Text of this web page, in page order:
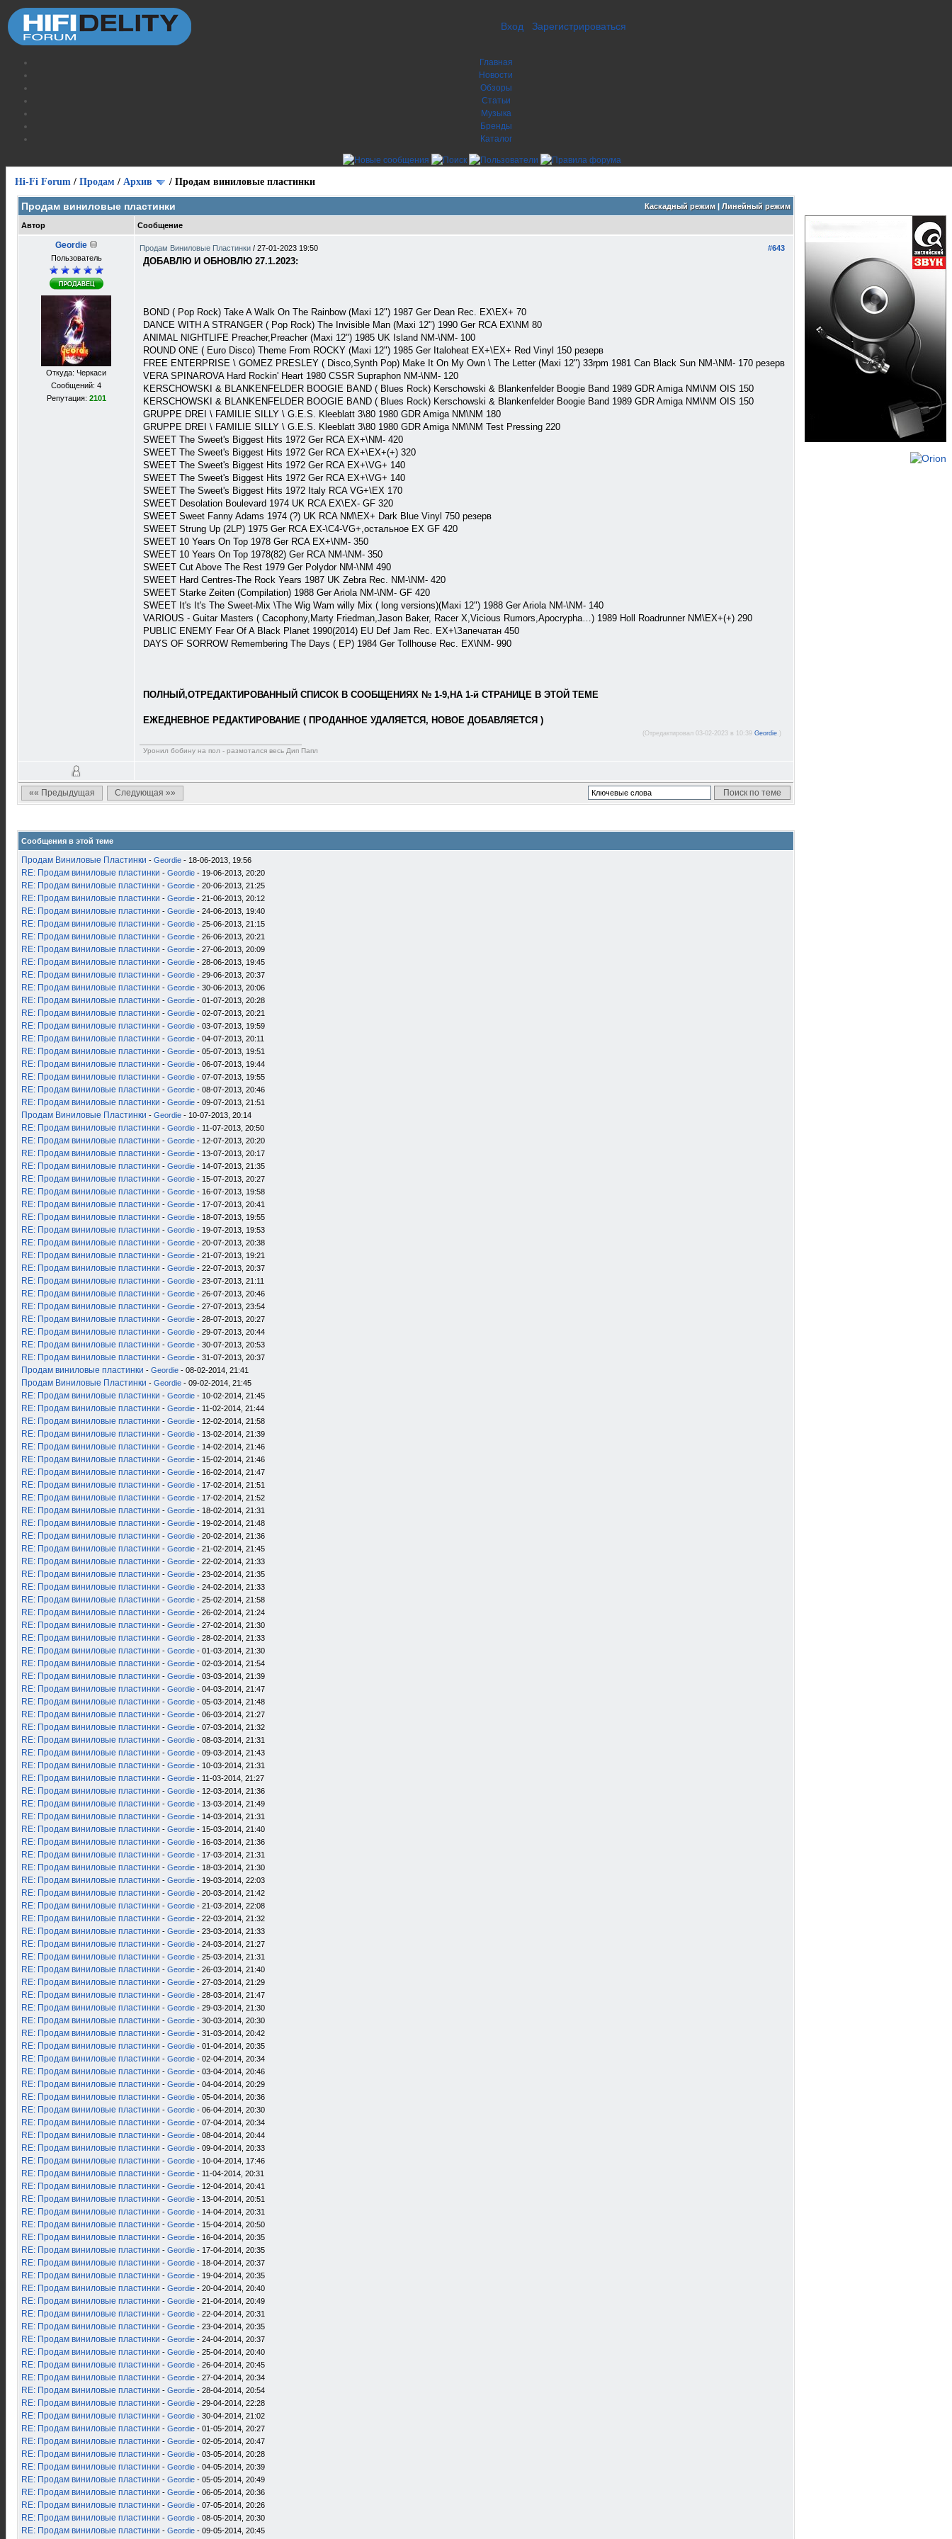
Вход Зарегистрироваться
Главная
Новости
Обзоры
Статьи
Музыка
Бренды
Каталог
Hi-Fi Forum / Продам / Архив / Продам виниловые пластинки
Каскадный режим| Линейный режим
Продам виниловые пластинки
Автор Сообщение
Geordie
Пользователь
Откуда: Черкаси
Сообщений: 4
Репутация: 2101
#643
Продам Виниловые Пластинки / 27-01-2023 19:50
ДОБАВЛЮ И ОБНОВЛЮ 27.1.2023:
BOND ( Pop Rock) Take A Walk On The Rainbow (Maxi 12") 1987 Ger Dean Rec. EX\EX+ 70
DANCE WITH A STRANGER ( Pop Rock) The Invisible Man (Maxi 12") 1990 Ger RCA EX\NM 80
ANIMAL NIGHTLIFE Preacher,Preacher (Maxi 12") 1985 UK Island NM-\NM- 100
ROUND ONE ( Euro Disco) Theme From ROCKY (Maxi 12") 1985 Ger Italoheat EX+\EX+ Red Vinyl 150 резерв
FREE ENTERPRISE \ GOMEZ PRESLEY ( Disco,Synth Pop) Make It On My Own \ The Letter (Maxi 12") 33rpm 1981 Can Black Sun NM-\NM- 170 резерв
VERA SPINAROVA Hard Rockin' Heart 1980 CSSR Supraphon NM-\NM- 120
KERSCHOWSKI & BLANKENFELDER BOOGIE BAND ( Blues Rock) Kerschowski & Blankenfelder Boogie Band 1989 GDR Amiga NM\NM OIS 150
KERSCHOWSKI & BLANKENFELDER BOOGIE BAND ( Blues Rock) Kerschowski & Blankenfelder Boogie Band 1989 GDR Amiga NM\NM OIS 150
GRUPPE DREI \ FAMILIE SILLY \ G.E.S. Kleeblatt 3\80 1980 GDR Amiga NM\NM 180
GRUPPE DREI \ FAMILIE SILLY \ G.E.S. Kleeblatt 3\80 1980 GDR Amiga NM\NM Test Pressing 220
SWEET The Sweet's Biggest Hits 1972 Ger RCA EX+\NM- 420
SWEET The Sweet's Biggest Hits 1972 Ger RCA EX+\EX+(+) 320
SWEET The Sweet's Biggest Hits 1972 Ger RCA EX+\VG+ 140
SWEET The Sweet's Biggest Hits 1972 Ger RCA EX+\VG+ 140
SWEET The Sweet's Biggest Hits 1972 Italy RCA VG+\EX 170
SWEET Desolation Boulevard 1974 UK RCA EX\EX- GF 320
SWEET Sweet Fanny Adams 1974 (?) UK RCA NM\EX+ Dark Blue Vinyl 750 резерв
SWEET Strung Up (2LP) 1975 Ger RCA EX-\C4-VG+,остальное EX GF 420
SWEET 10 Years On Top 1978 Ger RCA EX+\NM- 350
SWEET 10 Years On Top 1978(82) Ger RCA NM-\NM- 350
SWEET Cut Above The Rest 1979 Ger Polydor NM-\NM 490
SWEET Hard Centres-The Rock Years 1987 UK Zebra Rec. NM-\NM- 420
SWEET Starke Zeiten (Compilation) 1988 Ger Ariola NM-\NM- GF 420
SWEET It's It's The Sweet-Mix \The Wig Wam willy Mix ( long versions)(Maxi 12") 1988 Ger Ariola NM-\NM- 140
VARIOUS - Guitar Masters ( Cacophony,Marty Friedman,Jason Baker, Racer X,Vicious Rumors,Apocrypha…) 1989 Holl Roadrunner NM\EX+(+) 290
PUBLIC ENEMY Fear Of A Black Planet 1990(2014) EU Def Jam Rec. EX+\Запечатан 450
DAYS OF SORROW Remembering The Days ( EP) 1984 Ger Tollhouse Rec. EX\NM- 990
ПОЛНЫЙ,ОТРЕДАКТИРОВАННЫЙ СПИСОК В СООБЩЕНИЯХ № 1-9,НА 1-й СТРАНИЦЕ В ЭТОЙ ТЕМЕ
ЕЖЕДНЕВНОЕ РЕДАКТИРОВАНИЕ ( ПРОДАННОЕ УДАЛЯЕТСЯ, НОВОЕ ДОБАВЛЯЕТСЯ )
(Отредактировал 03-02-2023 в 10:39 Geordie.)
Уронил бобину на пол - размотался весь Дип Папл
«« Предыдущая Следующая »»
Сообщения в этой теме
Продам Виниловые Пластинки - Geordie - 18-06-2013, 19:56
RE: Продам виниловые пластинки - Geordie - 19-06-2013, 20:20
RE: Продам виниловые пластинки - Geordie - 20-06-2013, 21:25
RE: Продам виниловые пластинки - Geordie - 21-06-2013, 20:12
RE: Продам виниловые пластинки - Geordie - 24-06-2013, 19:40
RE: Продам виниловые пластинки - Geordie - 25-06-2013, 21:15
RE: Продам виниловые пластинки - Geordie - 26-06-2013, 20:21
RE: Продам виниловые пластинки - Geordie - 27-06-2013, 20:09
RE: Продам виниловые пластинки - Geordie - 28-06-2013, 19:45
RE: Продам виниловые пластинки - Geordie - 29-06-2013, 20:37
RE: Продам виниловые пластинки - Geordie - 30-06-2013, 20:06
RE: Продам виниловые пластинки - Geordie - 01-07-2013, 20:28
RE: Продам виниловые пластинки - Geordie - 02-07-2013, 20:21
RE: Продам виниловые пластинки - Geordie - 03-07-2013, 19:59
RE: Продам виниловые пластинки - Geordie - 04-07-2013, 20:11
RE: Продам виниловые пластинки - Geordie - 05-07-2013, 19:51
RE: Продам виниловые пластинки - Geordie - 06-07-2013, 19:44
RE: Продам виниловые пластинки - Geordie - 07-07-2013, 19:55
RE: Продам виниловые пластинки - Geordie - 08-07-2013, 20:46
RE: Продам виниловые пластинки - Geordie - 09-07-2013, 21:51
Продам Виниловые Пластинки - Geordie - 10-07-2013, 20:14
RE: Продам виниловые пластинки - Geordie - 11-07-2013, 20:50
RE: Продам виниловые пластинки - Geordie - 12-07-2013, 20:20
RE: Продам виниловые пластинки - Geordie - 13-07-2013, 20:17
RE: Продам виниловые пластинки - Geordie - 14-07-2013, 21:35
RE: Продам виниловые пластинки - Geordie - 15-07-2013, 20:27
RE: Продам виниловые пластинки - Geordie - 16-07-2013, 19:58
RE: Продам виниловые пластинки - Geordie - 17-07-2013, 20:41
RE: Продам виниловые пластинки - Geordie - 18-07-2013, 19:55
RE: Продам виниловые пластинки - Geordie - 19-07-2013, 19:53
RE: Продам виниловые пластинки - Geordie - 20-07-2013, 20:38
RE: Продам виниловые пластинки - Geordie - 21-07-2013, 19:21
RE: Продам виниловые пластинки - Geordie - 22-07-2013, 20:37
RE: Продам виниловые пластинки - Geordie - 23-07-2013, 21:11
RE: Продам виниловые пластинки - Geordie - 26-07-2013, 20:46
RE: Продам виниловые пластинки - Geordie - 27-07-2013, 23:54
RE: Продам виниловые пластинки - Geordie - 28-07-2013, 20:27
RE: Продам виниловые пластинки - Geordie - 29-07-2013, 20:44
RE: Продам виниловые пластинки - Geordie - 30-07-2013, 20:53
RE: Продам виниловые пластинки - Geordie - 31-07-2013, 20:37
Продам виниловые пластинки - Geordie - 08-02-2014, 21:41
Продам Виниловые Пластинки - Geordie - 09-02-2014, 21:45
RE: Продам виниловые пластинки - Geordie - 10-02-2014, 21:45
RE: Продам виниловые пластинки - Geordie - 11-02-2014, 21:44
RE: Продам виниловые пластинки - Geordie - 12-02-2014, 21:58
RE: Продам виниловые пластинки - Geordie - 13-02-2014, 21:39
RE: Продам виниловые пластинки - Geordie - 14-02-2014, 21:46
RE: Продам виниловые пластинки - Geordie - 15-02-2014, 21:46
RE: Продам виниловые пластинки - Geordie - 16-02-2014, 21:47
RE: Продам виниловые пластинки - Geordie - 17-02-2014, 21:51
RE: Продам виниловые пластинки - Geordie - 17-02-2014, 21:52
RE: Продам виниловые пластинки - Geordie - 18-02-2014, 21:31
RE: Продам виниловые пластинки - Geordie - 19-02-2014, 21:48
RE: Продам виниловые пластинки - Geordie - 20-02-2014, 21:36
RE: Продам виниловые пластинки - Geordie - 21-02-2014, 21:45
RE: Продам виниловые пластинки - Geordie - 22-02-2014, 21:33
RE: Продам виниловые пластинки - Geordie - 23-02-2014, 21:35
RE: Продам виниловые пластинки - Geordie - 24-02-2014, 21:33
RE: Продам виниловые пластинки - Geordie - 25-02-2014, 21:58
RE: Продам виниловые пластинки - Geordie - 26-02-2014, 21:24
RE: Продам виниловые пластинки - Geordie - 27-02-2014, 21:30
RE: Продам виниловые пластинки - Geordie - 28-02-2014, 21:33
RE: Продам виниловые пластинки - Geordie - 01-03-2014, 21:30
RE: Продам виниловые пластинки - Geordie - 02-03-2014, 21:54
RE: Продам виниловые пластинки - Geordie - 03-03-2014, 21:39
RE: Продам виниловые пластинки - Geordie - 04-03-2014, 21:47
RE: Продам виниловые пластинки - Geordie - 05-03-2014, 21:48
RE: Продам виниловые пластинки - Geordie - 06-03-2014, 21:27
RE: Продам виниловые пластинки - Geordie - 07-03-2014, 21:32
RE: Продам виниловые пластинки - Geordie - 08-03-2014, 21:31
RE: Продам виниловые пластинки - Geordie - 09-03-2014, 21:43
RE: Продам виниловые пластинки - Geordie - 10-03-2014, 21:31
RE: Продам виниловые пластинки - Geordie - 11-03-2014, 21:27
RE: Продам виниловые пластинки - Geordie - 12-03-2014, 21:36
RE: Продам виниловые пластинки - Geordie - 13-03-2014, 21:49
RE: Продам виниловые пластинки - Geordie - 14-03-2014, 21:31
RE: Продам виниловые пластинки - Geordie - 15-03-2014, 21:40
RE: Продам виниловые пластинки - Geordie - 16-03-2014, 21:36
RE: Продам виниловые пластинки - Geordie - 17-03-2014, 21:31
RE: Продам виниловые пластинки - Geordie - 18-03-2014, 21:30
RE: Продам виниловые пластинки - Geordie - 19-03-2014, 22:03
RE: Продам виниловые пластинки - Geordie - 20-03-2014, 21:42
RE: Продам виниловые пластинки - Geordie - 21-03-2014, 22:08
RE: Продам виниловые пластинки - Geordie - 22-03-2014, 21:32
RE: Продам виниловые пластинки - Geordie - 23-03-2014, 21:33
RE: Продам виниловые пластинки - Geordie - 24-03-2014, 21:27
RE: Продам виниловые пластинки - Geordie - 25-03-2014, 21:31
RE: Продам виниловые пластинки - Geordie - 26-03-2014, 21:40
RE: Продам виниловые пластинки - Geordie - 27-03-2014, 21:29
RE: Продам виниловые пластинки - Geordie - 28-03-2014, 21:47
RE: Продам виниловые пластинки - Geordie - 29-03-2014, 21:30
RE: Продам виниловые пластинки - Geordie - 30-03-2014, 20:30
RE: Продам виниловые пластинки - Geordie - 31-03-2014, 20:42
RE: Продам виниловые пластинки - Geordie - 01-04-2014, 20:35
RE: Продам виниловые пластинки - Geordie - 02-04-2014, 20:34
RE: Продам виниловые пластинки - Geordie - 03-04-2014, 20:46
RE: Продам виниловые пластинки - Geordie - 04-04-2014, 20:29
RE: Продам виниловые пластинки - Geordie - 05-04-2014, 20:36
RE: Продам виниловые пластинки - Geordie - 06-04-2014, 20:30
RE: Продам виниловые пластинки - Geordie - 07-04-2014, 20:34
RE: Продам виниловые пластинки - Geordie - 08-04-2014, 20:44
RE: Продам виниловые пластинки - Geordie - 09-04-2014, 20:33
RE: Продам виниловые пластинки - Geordie - 10-04-2014, 17:46
RE: Продам виниловые пластинки - Geordie - 11-04-2014, 20:31
RE: Продам виниловые пластинки - Geordie - 12-04-2014, 20:41
RE: Продам виниловые пластинки - Geordie - 13-04-2014, 20:51
RE: Продам виниловые пластинки - Geordie - 14-04-2014, 20:31
RE: Продам виниловые пластинки - Geordie - 15-04-2014, 20:50
RE: Продам виниловые пластинки - Geordie - 16-04-2014, 20:35
RE: Продам виниловые пластинки - Geordie - 17-04-2014, 20:35
RE: Продам виниловые пластинки - Geordie - 18-04-2014, 20:37
RE: Продам виниловые пластинки - Geordie - 19-04-2014, 20:35
RE: Продам виниловые пластинки - Geordie - 20-04-2014, 20:40
RE: Продам виниловые пластинки - Geordie - 21-04-2014, 20:49
RE: Продам виниловые пластинки - Geordie - 22-04-2014, 20:31
RE: Продам виниловые пластинки - Geordie - 23-04-2014, 20:35
RE: Продам виниловые пластинки - Geordie - 24-04-2014, 20:37
RE: Продам виниловые пластинки - Geordie - 25-04-2014, 20:40
RE: Продам виниловые пластинки - Geordie - 26-04-2014, 20:45
RE: Продам виниловые пластинки - Geordie - 27-04-2014, 20:34
RE: Продам виниловые пластинки - Geordie - 28-04-2014, 20:54
RE: Продам виниловые пластинки - Geordie - 29-04-2014, 22:28
RE: Продам виниловые пластинки - Geordie - 30-04-2014, 21:02
RE: Продам виниловые пластинки - Geordie - 01-05-2014, 20:27
RE: Продам виниловые пластинки - Geordie - 02-05-2014, 20:47
RE: Продам виниловые пластинки - Geordie - 03-05-2014, 20:28
RE: Продам виниловые пластинки - Geordie - 04-05-2014, 20:39
RE: Продам виниловые пластинки - Geordie - 05-05-2014, 20:49
RE: Продам виниловые пластинки - Geordie - 06-05-2014, 20:36
RE: Продам виниловые пластинки - Geordie - 07-05-2014, 20:26
RE: Продам виниловые пластинки - Geordie - 08-05-2014, 20:30
RE: Продам виниловые пластинки - Geordie - 09-05-2014, 20:45